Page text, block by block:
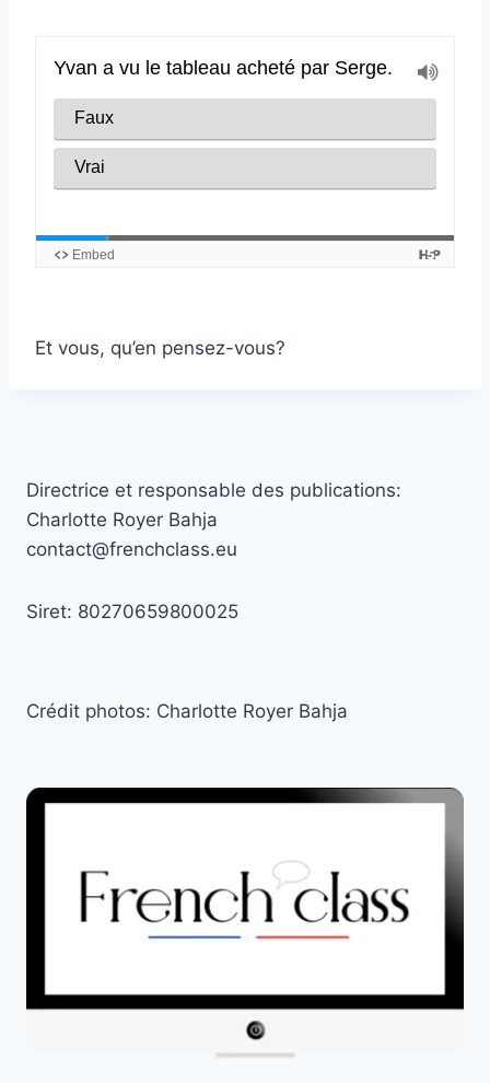
Et vous, qu’en pensez-vous?
Directrice et responsable des publications:
Charlotte Royer Bahja
contact@frenchclass.eu
Siret: 80270659800025
Crédit photos: Charlotte Royer Bahja